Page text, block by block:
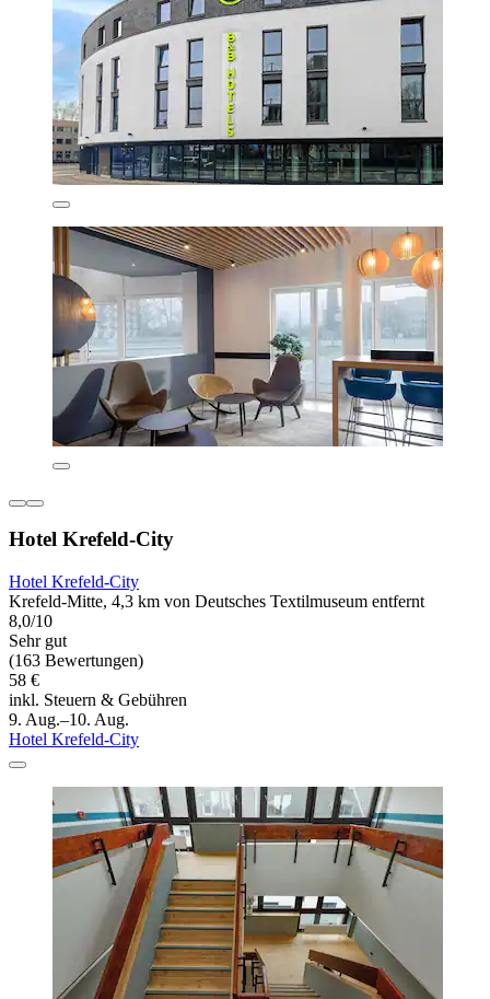
Hotel Krefeld-City
Hotel Krefeld-City
Krefeld-Mitte, 4,3 km von Deutsches Textilmuseum entfernt
8,0/10
Sehr gut
(163 Bewertungen)
58 €
inkl. Steuern & Gebühren
9. Aug.–10. Aug.
Hotel Krefeld-City